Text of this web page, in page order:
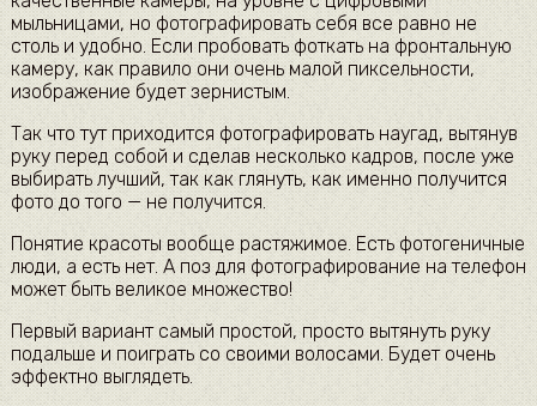
мыльницами, но фотографировать себя все равно не
столь и удобно. Если пробовать фоткать на фронтальную
камеру, как правило они очень малой пиксельности,
изображение будет зернистым.
Так что тут приходится фотографировать наугад, вытянув
руку перед собой и сделав несколько кадров, после уже
выбирать лучший, так как глянуть, как именно получится
фото до того — не получится.
Понятие красоты вообще растяжимое. Есть фотогеничные
люди, а есть нет. А поз для фотографирование на телефон
может быть великое множество!
Первый вариант самый простой, просто вытянуть руку
подальше и поиграть со своими волосами. Будет очень
эффектно выглядеть.